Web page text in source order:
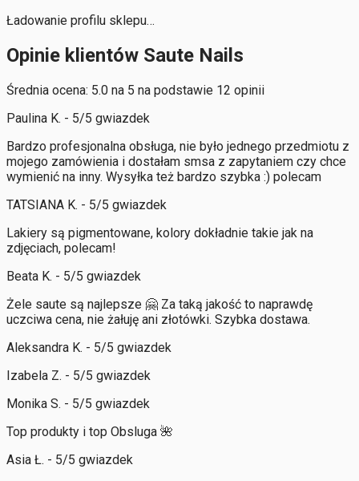
Ładowanie profilu sklepu…
Opinie klientów Saute Nails
Średnia ocena: 5.0 na 5 na podstawie 12 opinii
Paulina K. - 5/5 gwiazdek
Bardzo profesjonalna obsługa, nie było jednego przedmiotu z
mojego zamówienia i dostałam smsa z zapytaniem czy chce
wymienić na inny. Wysyłka też bardzo szybka :) polecam
TATSIANA K. - 5/5 gwiazdek
Lakiery są pigmentowane, kolory dokładnie takie jak na
zdjęciach, polecam!
Beata K. - 5/5 gwiazdek
Żele saute są najlepsze 🤗 Za taką jakość to naprawdę
uczciwa cena, nie żałuję ani złotówki. Szybka dostawa.
Aleksandra K. - 5/5 gwiazdek
Izabela Z. - 5/5 gwiazdek
Monika S. - 5/5 gwiazdek
Top produkty i top Obsluga 🌺
Asia Ł. - 5/5 gwiazdek